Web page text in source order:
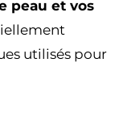
peau et vos
utilisés pour